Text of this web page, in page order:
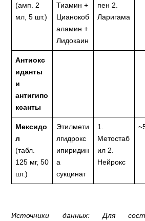
(амп. 2
мл, 5 шт.)
Тиамин +
Цианокоб
аламин +
Лидокаин
пен 2.
Ларигама
Антиокс
иданты
и
антигипо
ксанты
Мексидо
л
(табл.
125 мг, 50
шт.)
Этилмети
лгидрокс
ипиридин
а
сукцинат
1.
Метостаб
ил 2.
Нейрокс
Источники данных: Для